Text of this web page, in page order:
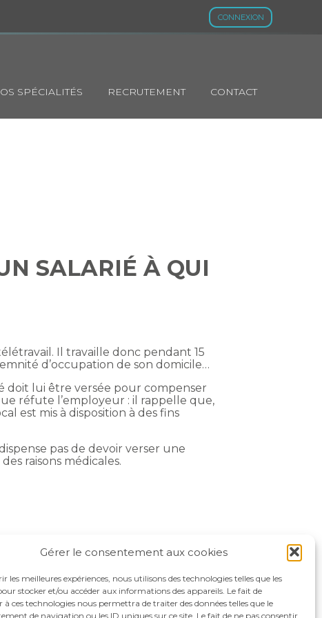
Gérer le consentement aux cookies
les meilleures expériences, nous utilisons des technologies telles que les
stocker et/ou accéder aux informations des appareils. Le fait de
à ces technologies nous permettra de traiter des données telles que le
de navigation ou les ID uniques sur ce site. Le fait de ne pas consentir
CONNEXION
SPÉCIALITÉS RECRUTEMENT CONTACT
SALARIÉ À QUI
Il travaille donc pendant 15
d’occupation de son domicile…
doit lui être versée pour compenser
réfute l’employeur : il rappelle que,
est mis à disposition à des fins
pas de devoir verser une
raisons médicales.